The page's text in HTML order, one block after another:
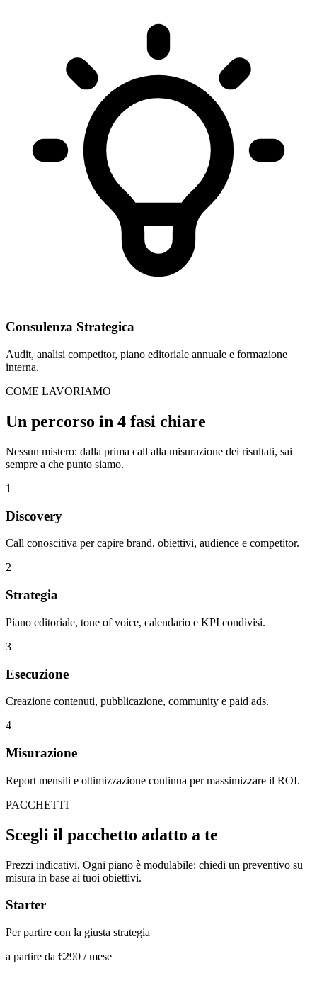
Consulenza Strategica
Audit, analisi competitor, piano editoriale annuale e formazione
interna.
COME LAVORIAMO
Un percorso in 4 fasi chiare
Nessun mistero: dalla prima call alla misurazione dei risultati, sai
sempre a che punto siamo.
1
Discovery
Call conoscitiva per capire brand, obiettivi, audience e competitor.
2
Strategia
Piano editoriale, tone of voice, calendario e KPI condivisi.
3
Esecuzione
Creazione contenuti, pubblicazione, community e paid ads.
4
Misurazione
Report mensili e ottimizzazione continua per massimizzare il ROI.
PACCHETTI
Scegli il pacchetto adatto a te
Prezzi indicativi. Ogni piano è modulabile: chiedi un preventivo su
misura in base ai tuoi obiettivi.
Starter
Per partire con la giusta strategia
a partire da €290 / mese